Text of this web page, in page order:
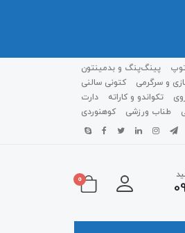
پینگ‌پنگ و بدمينتون
و سرگرمی
کتونی سالنی
تکواندو و کاراته
دارت
طناب ورزشی کوهنوردی
0